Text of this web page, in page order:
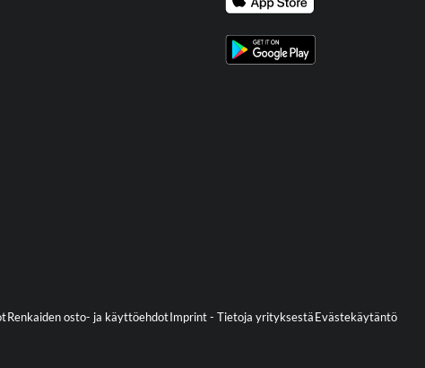
Renkaiden osto- ja käyttöehdotImprint - Tietoja yrityksestäEvästekäytäntö